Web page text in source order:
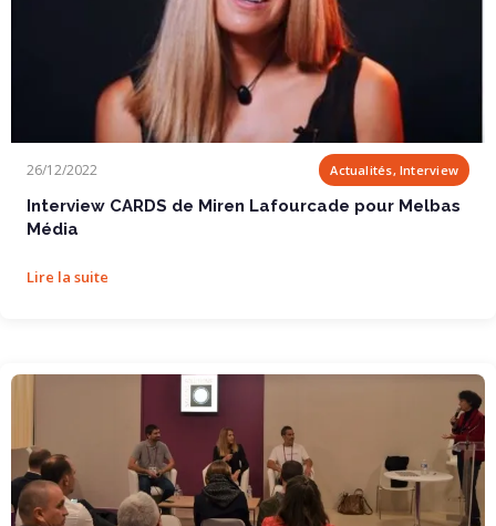
Interview CARDS de Miren Lafourcade pour Melbas...
26/12/2022 Actualités, Interview
Interview CARDS de Miren Lafourcade pour Melbas
Média
Lire la suite